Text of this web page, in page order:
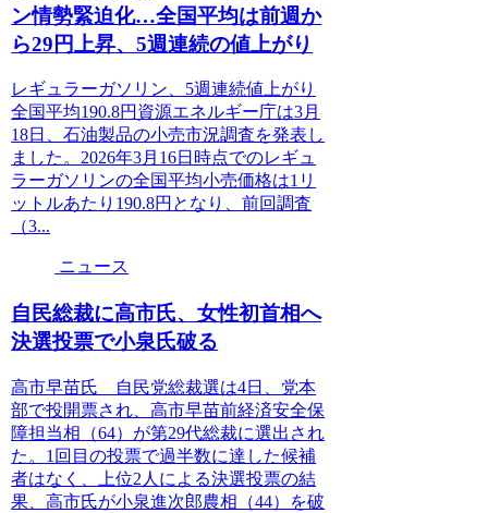
ン情勢緊迫化…全国平均は前週か
ら29円上昇、5週連続の値上がり
レギュラーガソリン、5週連続値上がり
全国平均190.8円資源エネルギー庁は3月
18日、石油製品の小売市況調査を発表し
ました。2026年3月16日時点でのレギュ
ラーガソリンの全国平均小売価格は1リ
ットルあたり190.8円となり、前回調査
（3...
ニュース
自民総裁に高市氏、女性初首相へ
決選投票で小泉氏破る
高市早苗氏 自民党総裁選は4日、党本
部で投開票され、高市早苗前経済安全保
障担当相（64）が第29代総裁に選出され
た。1回目の投票で過半数に達した候補
者はなく、上位2人による決選投票の結
果、高市氏が小泉進次郎農相（44）を破